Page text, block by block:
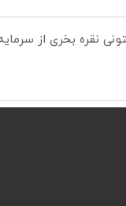
نقره بخری از